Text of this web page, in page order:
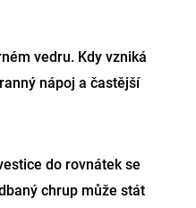
vedru. Kdy vzniká
nápoj a častější
do rovnátek se
chrup může stát